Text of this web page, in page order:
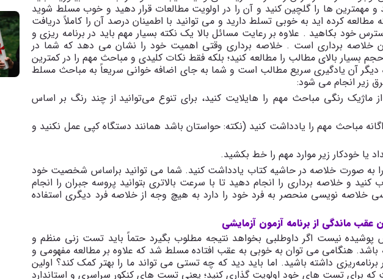
مهمترین ها را گلچین کنید و آن را در اولویت مطالعات قرار دهید و خوب مسلط شوید
مطالعه کرده اید به خوبی تسلط دارید و می توانید با اطمینان درصد آن را کاملاً دریافت
خود بکاهید . علاوه بر رعایت مسائل بالا یک نکته بسیار مهم باید در برنامه ریزی و
خلاصه برداری است . خلاصه برداری وقتی اهمیت خود را نشان می دهد که شما در
بسیار بالای مطالب را مطالعه کنید؛ بلکه فقط نکات کلیدی و مباحث مهم را در کمترین
دیگر آن یادگیری سریع مطالب است و شما به جای اضافه خوانی سریعاً به مباحث مسلط
زیر انجام می شود:
ماژیک رنگی مباحث مهم را هایلایت کنید، برای تنوع میتوانید از چند رنگ بر اساس
مباحث مهم را یادداشت کنید (نکته: حواستان باشد همانند دستگاه کپی عمل نکنید و
یا خودکار زیر موارد مهم را خط بکشید.
به صورت خلاصه در حاشیه کتاب یادداشت کنید. شما می توانید براساس شخصیت خود
کنید و خلاصه برداری را انجام دهید تا با سرعت بالاتری بتوانید پروسه جبران را انجام
خلاصه نویسی منحصر به فرد خود را دارد به هیچ وجه از خلاصه فرد دیگری استفاده
ماندگی از برنامه آزمون آزمایشی
نیست اگر داوطلبی بخواهد نتیجه مطلوب بگیرد حتماً باید تست زنی منظم و
باشد. هنگامی می توان به خوبی به عقب افتاده مسلط شد که علاوه بر مطالعه مفهومی و
ریزی داشته باشید. اما باید دید که چه تستی می تواند ما را بهتر کمک کند؟ اولین
برای تست های خود اولویت گذاری کنید؛ یعنی تست های کنکور سراسری و استاندارد